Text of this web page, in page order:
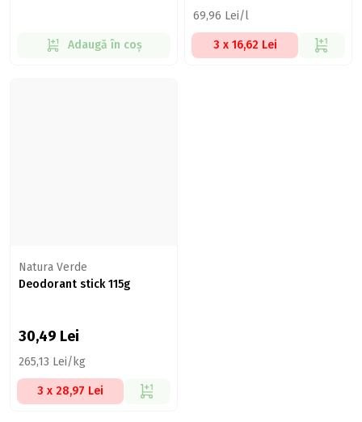
Adaugă în coș
69,96 Lei/l
3 x 16,62 Lei
Natura Verde
Deodorant stick 115g
30,49 Lei
265,13 Lei/kg
3 x 28,97 Lei